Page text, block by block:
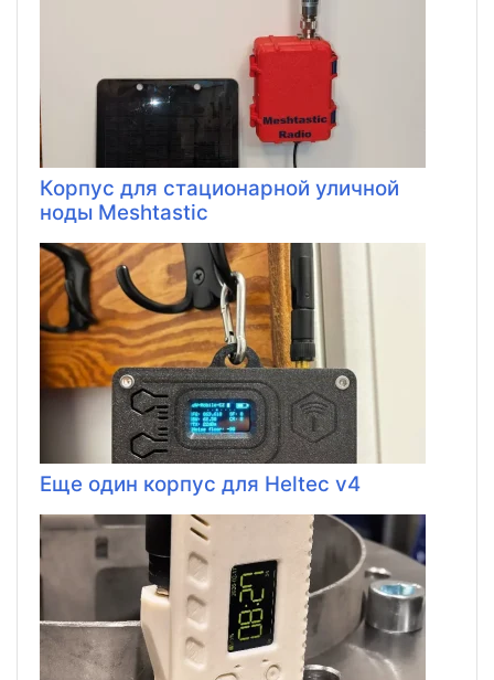
Корпус для стационарной уличной
ноды Meshtastic
Еще один корпус для Heltec v4